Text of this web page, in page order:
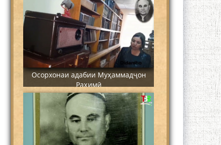
Осорхонаи адабии Муҳаммадҷон
Раҳимӣ